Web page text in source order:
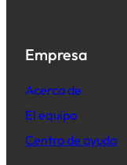
Empresa
Acerca de
El equipo
Centro de ayuda